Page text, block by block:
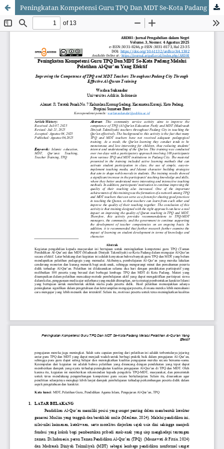
Peningkatan Kompetensi Guru TPQ Dan MDT Se-Kota Padang Melalui Pelatihan Al-Qur’an Yang Efektif